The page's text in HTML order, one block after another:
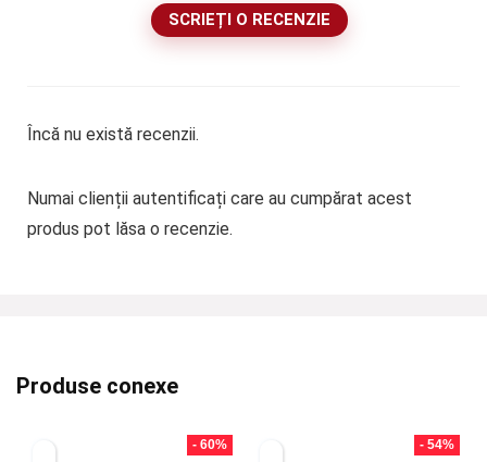
SCRIEȚI O RECENZIE
Încă nu există recenzii.
Numai clienții autentificați care au cumpărat acest
produs pot lăsa o recenzie.
Produse conexe
- 60% - 54%